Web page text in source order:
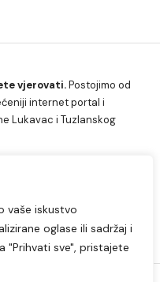
vaše iskustvo
oglase ili sadržaj i
"Prihvati sve", pristajete
vjerovati.Postojimo od
internet portal i
Lukavac i Tuzlanskog
Sport
vrijeme